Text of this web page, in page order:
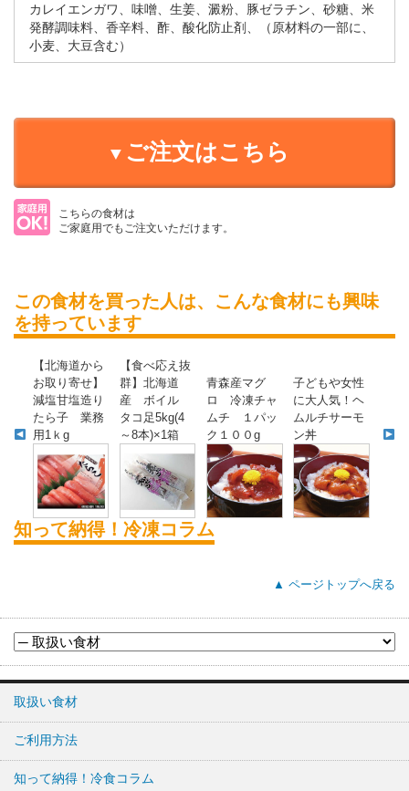
カレイエンガワ、味噌、生姜、澱粉、豚ゼラチン、砂糖、米
発酵調味料、香辛料、酢、酸化防止剤、（原材料の一部に、
小麦、大豆含む）
ご注文はこちら
こちらの食材は
ご家庭用でもご注文いただけます。
この食材を買った人は、こんな食材にも興味
を持っています
【北海道から
お取り寄せ】
減塩甘塩造り
たら子 業務
用1ｋg
【食べ応え抜
群】北海道
産 ボイル
タコ足5kg(4
～8本)×1箱
青森産マグ
ロ 冷凍チャ
ムチ １パッ
ク１００g
子どもや女性
に大人気！ヘ
ムルチサーモ
ン丼
知って納得！冷凍コラム
▲ ページトップへ戻る
取扱い食材
ご利用方法
知って納得！冷食コラム